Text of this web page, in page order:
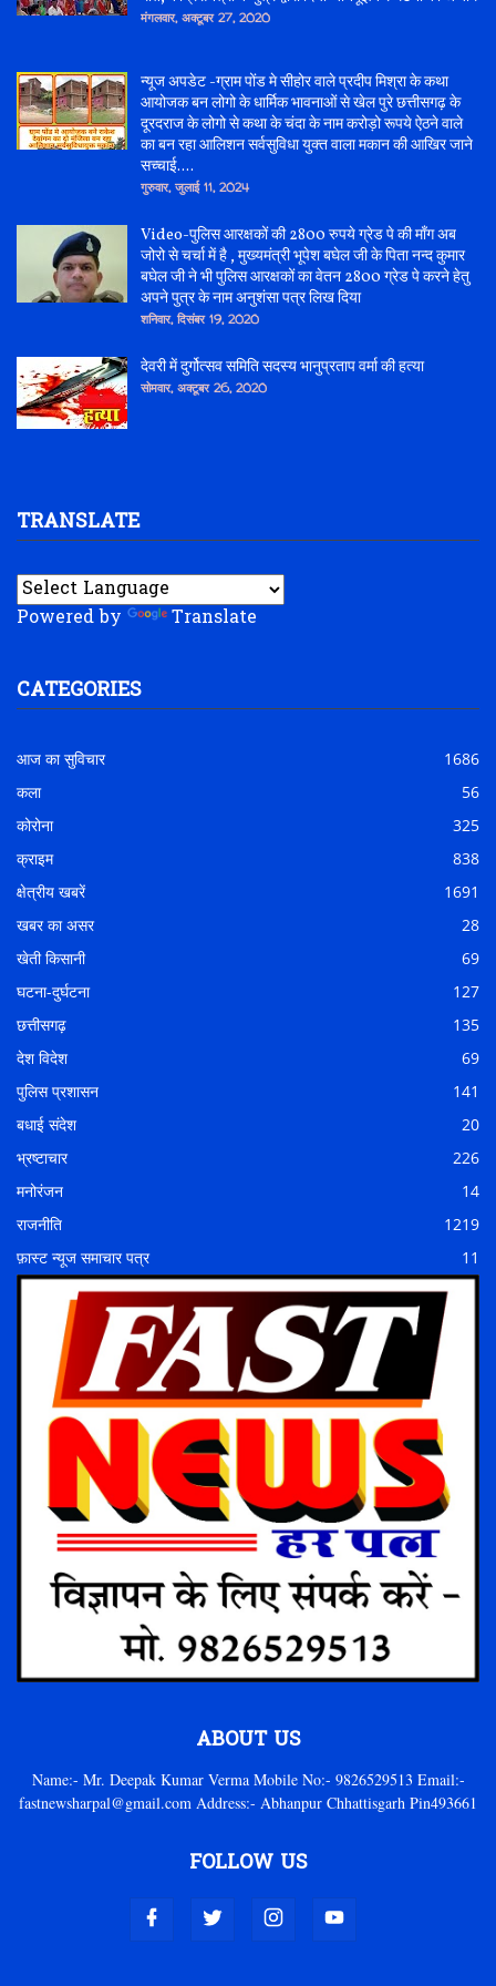
मंगलवार, अक्टूबर 27, 2020
न्यूज अपडेट -ग्राम पोंड मे सीहोर वाले प्रदीप मिश्रा के कथा
आयोजक बन लोगो के धार्मिक भावनाओं से खेल पुरे छत्तीसगढ़ के
दूरदराज के लोगो से कथा के चंदा के नाम करोड़ो रूपये ऐठने वाले
का बन रहा आलिशन सर्वसुविधा युक्त वाला मकान की आखिर जाने
सच्चाई....
गुरुवार, जुलाई 11, 2024
Video-पुलिस आरक्षकों की 2800 रुपये ग्रेड पे की माँग अब
जोरो से चर्चा में है , मुख्यमंत्री भूपेश बघेल जी के पिता नन्द कुमार
बघेल जी ने भी पुलिस आरक्षकों का वेतन 2800 ग्रेड पे करने हेतु
अपने पुत्र के नाम अनुशंसा पत्र लिख दिया
शनिवार, दिसंबर 19, 2020
देवरी में दुर्गोत्सव समिति सदस्य भानुप्रताप वर्मा की हत्या
सोमवार, अक्टूबर 26, 2020
TRANSLATE
Powered by Translate
CATEGORIES
आज का सुविचार
1686
कला
56
कोरोना
325
क्राइम
838
क्षेत्रीय खबरें
1691
खबर का असर
28
खेती किसानी
69
घटना-दुर्घटना
127
छत्तीसगढ़
135
देश विदेश
69
पुलिस प्रशासन
141
बधाई संदेश
20
भ्रष्टाचार
226
मनोरंजन
14
राजनीति
1219
फ़ास्ट न्यूज समाचार पत्र
11
ABOUT US
Name:- Mr. Deepak Kumar Verma Mobile No:- 9826529513 Email:-
fastnewsharpal@gmail.com Address:- Abhanpur Chhattisgarh Pin493661
FOLLOW US